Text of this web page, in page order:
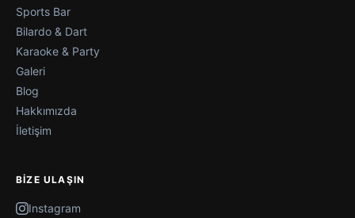
Sports Bar
Bilardo & Dart
Karaoke & Party
Galeri
Blog
Hakkımızda
İletişim
BIZE ULAŞIN
Instagram